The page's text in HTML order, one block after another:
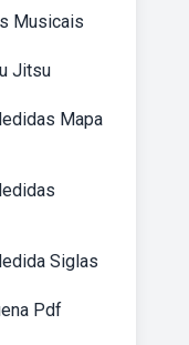
Musicais
Jitsu
Mapa
Siglas
Pdf